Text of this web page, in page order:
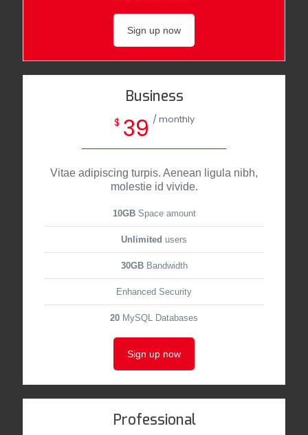
Sign up now
Business
$ 39 / monthly
Vitae adipiscing turpis. Aenean ligula nibh,
molestie id vivide.
10GBSpace amount
Unlimited users
30GBBandwidth
Enhanced Security
20 MySQL Databases
Sign up now
Professional